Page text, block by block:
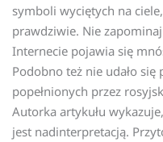
symboli wyciętych na
prawdziwie. Nie
Internecie pojawia się
Podobno też nie udało
popełnionych przez
Autorka artykułu
jest nadinterpretacją.